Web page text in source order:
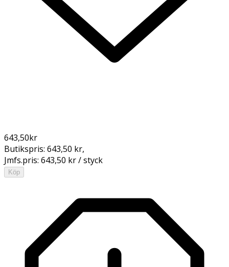
643,50kr
Butikspris: 643,50 kr,
Jmfs.pris: 643,50 kr / styck
Köp